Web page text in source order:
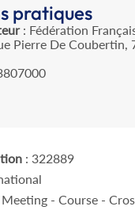
pratiques
: Fédération
Pierre De Coubertin,
: 322889
- Course -